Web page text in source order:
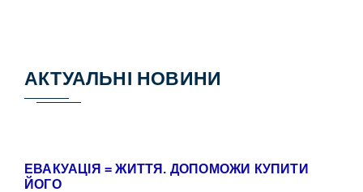
АКТУАЛЬНІ НОВИНИ
ЕВАКУАЦІЯ = ЖИТТЯ. ДОПОМОЖИ КУПИТИ
ЙОГО